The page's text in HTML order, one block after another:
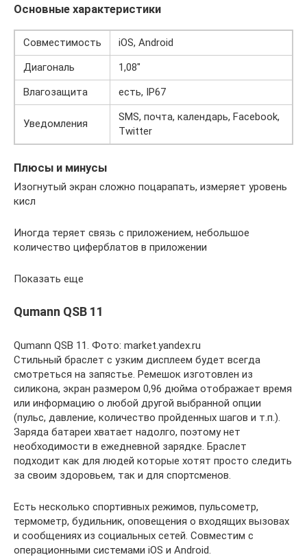
Основные характеристики
Совместимость
iOS, Android
Диагональ
1,08″
Влагозащита
есть, IP67
Уведомления
SMS, почта, календарь, Facebook,
Twitter
Плюсы и минусы
Изогнутый экран сложно поцарапать, измеряет уровень
кисл
Иногда теряет связь с приложением, небольшое
количество циферблатов в приложении
Показать еще
Qumann QSB 11
Qumann QSB 11. Фото: market.yandex.ru
Стильный браслет с узким дисплеем будет всегда
смотреться на запястье. Ремешок изготовлен из
силикона, экран размером 0,96 дюйма отображает время
или информацию о любой другой выбранной опции
(пульс, давление, количество пройденных шагов и т.п.).
Заряда батареи хватает надолго, поэтому нет
необходимости в ежедневной зарядке. Браслет
подходит как для людей которые хотят просто следить
за своим здоровьем, так и для спортсменов.
Есть несколько спортивных режимов, пульсометр,
термометр, будильник, оповещения о входящих вызовах
и сообщениях из социальных сетей. Совместим с
операционными системами iOS и Android.